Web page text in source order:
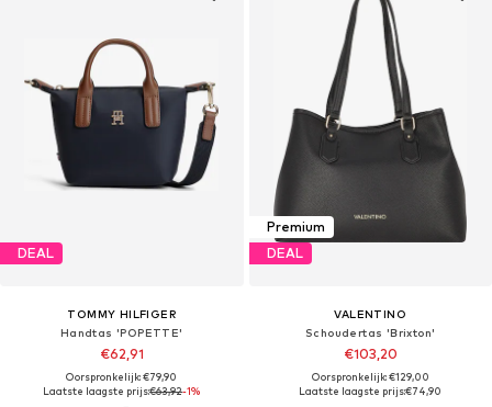
DEAL
TOMMY HILFIGER
Handtas 'POPETTE'
€62,91
Oorspronkelijk: €79,90
Laatste laagste prijs:€63,92-1%
Premium
DEAL
VALENTINO
Schoudertas 'Brixton'
€103,20
Oorspronkelijk: €129,00
Laatste laagste prijs:€74,90